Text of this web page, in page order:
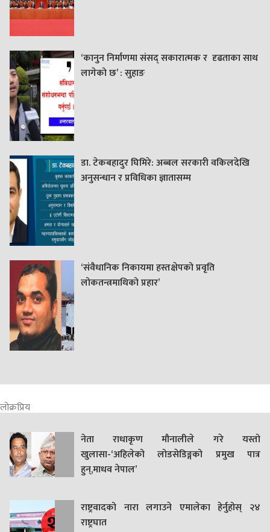
‘कानुन निर्माणमा संसद् सकारात्मक र दृढताका साथ
लागेको छ’ : सुहाङ
डा. टेकबहादुर घिमिरे: अब्बल सरकारी वकिलदेखि
अनुसन्धान र प्रविधिका ज्ञातासम्म
‘संवैधानिक निकायमा हस्तक्षेपको प्रवृति
लोकतन्त्रमाथिको प्रहार’
लोक्रप्रिय
नेता राधाकृण मौनालीले गरे यस्तो
खुलासा-‘अहिलेको लोडसेडिङ्गको प्रमुख पात्र
हुन्,माधव नेपाल’
राष्ट्रवादको नारा लगाउने एमालेका हेर्नुहोस् २४
राष्ट्रघात